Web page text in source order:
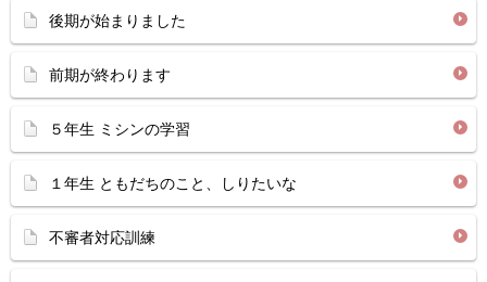
後期が始まりました
前期が終わります
５年生 ミシンの学習
１年生 ともだちのこと、しりたいな
不審者対応訓練